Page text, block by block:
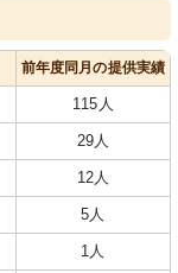
前年度同月の提供実績
115人
29人
12人
5人
1人